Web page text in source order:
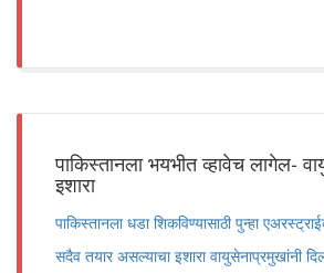
पाकिस्तानला भयभीत व्हावेच लागेल-
इशारा
पाकिस्तानला धडा शिकविण्यासाठी पुन्हा
सदैव तयार असल्याचा इशारा वायुसेनाप्रमुखांनी